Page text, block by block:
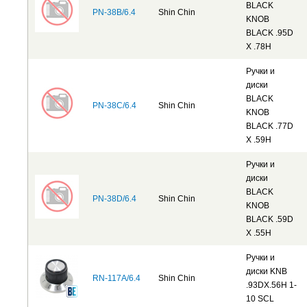
PN-38B/6.4 Shin Chin
BLACK
KNOB
BLACK .95D
X .78H
PN-38C/6.4 Shin Chin
Ручки и
диски
BLACK
KNOB
BLACK .77D
X .59H
PN-38D/6.4 Shin Chin
Ручки и
диски
BLACK
KNOB
BLACK .59D
X .55H
RN-117A/6.4 Shin Chin
Ручки и
диски KNB
.93DX.56H 1-
10 SCL